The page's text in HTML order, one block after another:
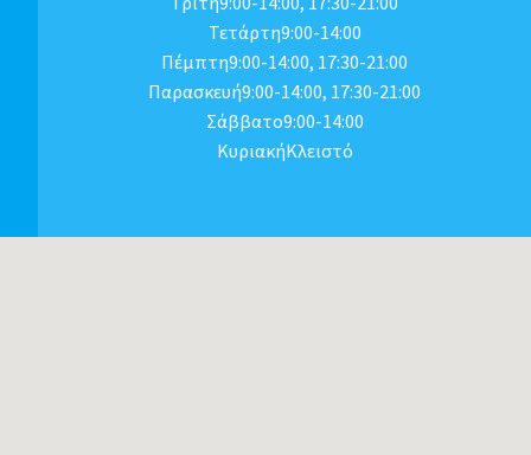
Τετάρτη9:00-14:00
Πέμπτη9:00-14:00, 17:30-21:00
Παρασκευή9:00-14:00, 17:30-21:00
Σάββατο9:00-14:00
ΚυριακήΚλειστό